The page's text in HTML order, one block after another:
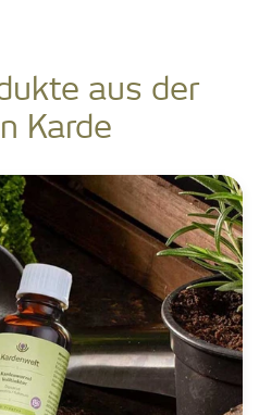
aus der
Karde